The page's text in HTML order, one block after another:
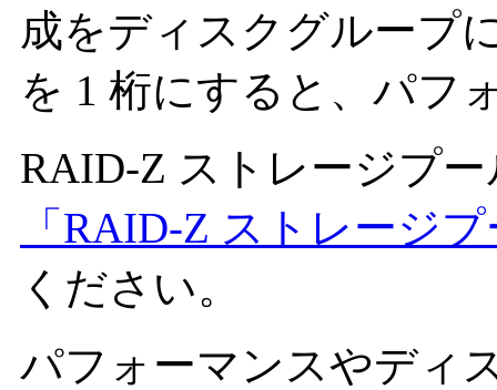
成をディスクグループ
を 1 桁にすると、パフ
RAID-Z ストレージプ
「RAID-Z ストレージ
ください。
パフォーマンスやディ